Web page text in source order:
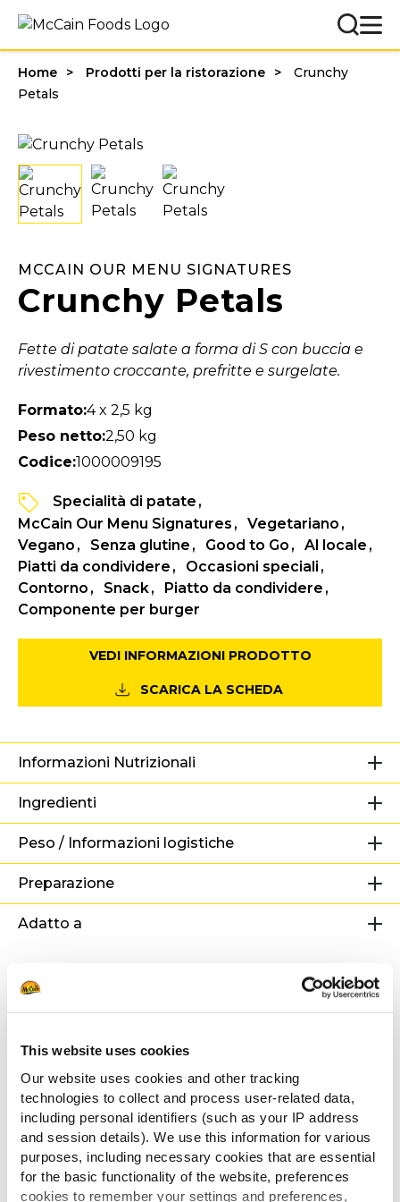
This website uses cookies
Our website uses cookies and other tracking
technologies to collect and process user-related data,
including personal identifiers (such as your IP address
and session details). We use this information for various
purposes, including necessary cookies that are essential
for the basic functionality of the website, preferences
cookies to remember your settings and preferences,
Home Prodotti per la ristorazione
Crunchy
Petals
MCCAIN OUR MENU SIGNATURES
Crunchy Petals
Fette di patate salate a forma di S con buccia e
rivestimento croccante, prefritte e surgelate.
Formato:4 x 2,5 kg
Peso netto:2,50 kg
Codice:1000009195
Specialità di patate
McCain Our Menu Signatures
Vegetariano
Vegano
Senza glutine Good to Go
Al locale
Piatti da condividere
Occasioni speciali
Contorno
Snack
Piatto da condividere
Componente per burger
VEDI INFORMAZIONI PRODOTTO
SCARICA LA SCHEDA
Informazioni Nutrizionali
Ingredienti
Peso / Informazioni logistiche
Preparazione
Adatto a
Guarda le ricette
manzo
Crunchy Petals e Tataki di tonno